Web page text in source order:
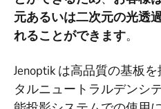
元あるいは二次元の光透
れることができます。
Jenoptik は高品質の基板
タルニュートラルデンシ